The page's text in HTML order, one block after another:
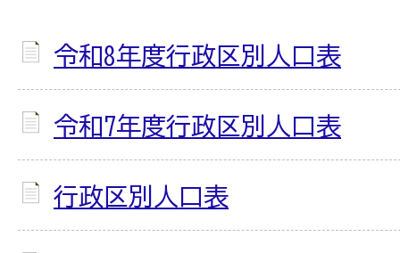
令和8年度行政区別人口表
令和7年度行政区別人口表
行政区別人口表